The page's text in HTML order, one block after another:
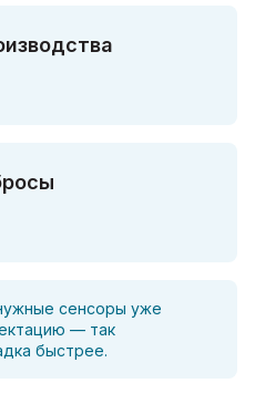
сенсоры уже
— так
быстрее.